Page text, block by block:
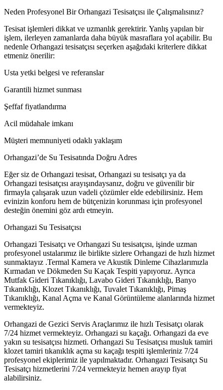
Neden Profesyonel Bir Orhangazi Tesisatçısı ile Çalışmalısınız?
Tesisat işlemleri dikkat ve uzmanlık gerektirir. Yanlış yapılan bir
işlem, ilerleyen zamanlarda daha büyük masraflara yol açabilir. Bu
nedenle Orhangazi tesisatçısı seçerken aşağıdaki kriterlere dikkat
etmeniz önerilir:
Usta yetki belgesi ve referanslar
Garantili hizmet sunması
Şeffaf fiyatlandırma
Acil müdahale imkanı
Müşteri memnuniyeti odaklı yaklaşım
Orhangazi’de Su Tesisatında Doğru Adres
Eğer siz de Orhangazi tesisat, Orhangazi su tesisatçı ya da
Orhangazi tesisatçısı arayışındaysanız, doğru ve güvenilir bir
firmayla çalışarak uzun vadeli çözümler elde edebilirsiniz. Hem
evinizin konforu hem de bütçenizin korunması için profesyonel
desteğin önemini göz ardı etmeyin.
Orhangazi Su Tesisatçısı
Orhangazi Tesisatçı ve Orhangazi Su tesisatçısı, işinde uzman
profesyonel ustalarımız ile birlikte sizlere Orhangazi de hızlı hizmet
sunmaktayız .Termal Kamera ve Akustik Dinleme Cihazlarımızla
Kırmadan ve Dökmeden Su Kaçak Tespiti yapıyoruz. Ayrıca
Mutfak Gideri Tıkanıklığı, Lavabo Gideri Tıkanıklığı, Banyo
Tıkanıklığı, Klozet Tıkanıklığı, Tuvalet Tıkanıklığı, Pimaş
Tıkanıklığı, Kanal Açma ve Kanal Görüntüleme alanlarında hizmet
vermekteyiz.
Orhangazi de Gezici Servis Araçlarımız ile hızlı Tesisatçı olarak
7/24 hizmet vermekteyiz. Orhangazi su kaçağı. Orhangazi da eve
yakın su tesisatçısı hizmeti. Orhangazi Su Tesisatçısı musluk tamiri
klozet tamiri tıkanıklık açma su kaçağı tespiti işlemleriniz 7/24
profesyonel ekiplerimiz ile yapılmaktadır. Orhangazi Tesisatçı Su
Tesisatçı hizmetlerini 7/24 vermekteyiz hemen arayıp fiyat
alabilirsiniz.